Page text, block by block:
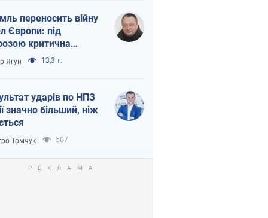
переносить війну
Європи: під
критична
Ягун 13,3 т.
ударів по НПЗ
значно більший, ніж
Томчук 507